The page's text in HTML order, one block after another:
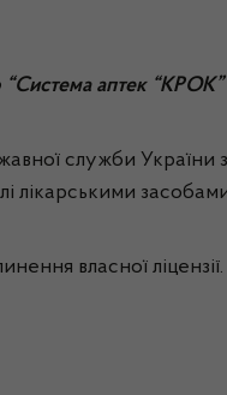
“Система аптек “КРОК”
служби України
лікарськими
власної ліцензії.